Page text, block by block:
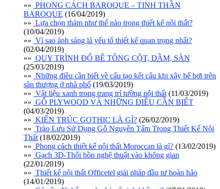
»» PHONG CÁCH BAROQUE – TINH THẦN
BAROQUE (16/04/2019)
»» Lựa chọn thảm như thế nào trong thiết kế nội thất?
(10/04/2019)
»» Vì sao ánh sáng là yếu tố thiết kế quan trọng nhất?
(02/04/2019)
»» QUY TRÌNH ĐỔ BÊ TÔNG CỘT, DẦM, SÀN
(25/03/2019)
»» Những điều cần biết về cấu tạo kết cấu khi xây bể bơi trên
sân thượng ở nhà phố (19/03/2019)
»» Vật liệu xanh trong trang trí tường nội thất (11/03/2019)
»» GỖ PLYWOOD VÀ NHỮNG ĐIỀU CẦN BIẾT
(04/03/2019)
»» KIẾN TRÚC GOTHIC LÀ GÌ? (26/02/2019)
»» Trào Lưu Sử Dụng Gỗ Nguyên Tấm Trong Thiết Kế Nội
Thất (18/02/2019)
»» Phong cách thiết kế nội thất Moroccan là gì? (13/02/2019)
»» Gạch 3D-Thổi hồn nghệ thuật vào không gian
(22/01/2019)
»» Thiết kế nội thất Officetel giải pháp đầu tư hoàn hảo
(14/01/2019)